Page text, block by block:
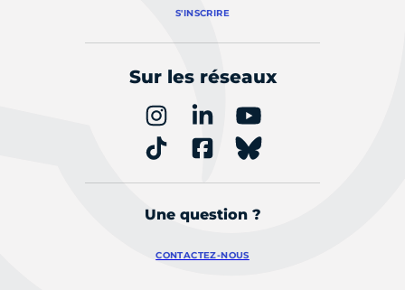
S'INSCRIRE
Sur les réseaux
Une question ?
CONTACTEZ-NOUS